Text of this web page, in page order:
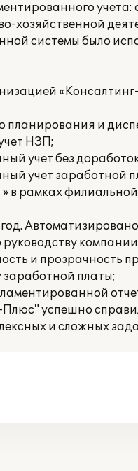
учета:
хозяйственной
системы было
планирования и
НЗП;
учет без
учет заработной
в рамках
и прозрачность
заработной платы;
успешно
и сложных